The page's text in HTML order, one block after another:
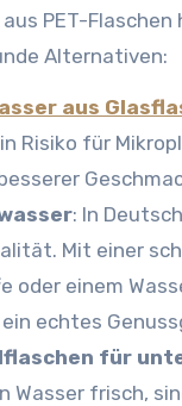
PET-Flaschen
Alternativen:
aus
Risiko für
: In
Mit einer
oder einem
echtes
für
Wasser frisch,